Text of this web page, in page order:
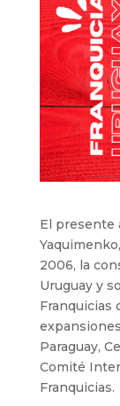
El presente
2006, la
Uruguay y
Franquicias
Paraguay,
Comité
Franquicias.